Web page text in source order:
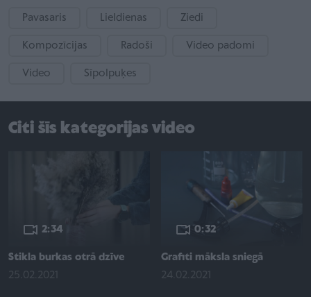
Pavasaris Lieldienas Ziedi
Kompozīcijas Radoši Video padomi
Video Sīpolpuķes
Citi šīs kategorijas video
2:34
Stikla burkas otrā dzīve
25.02.2021
0:32
Grafiti māksla sniegā
24.02.2021